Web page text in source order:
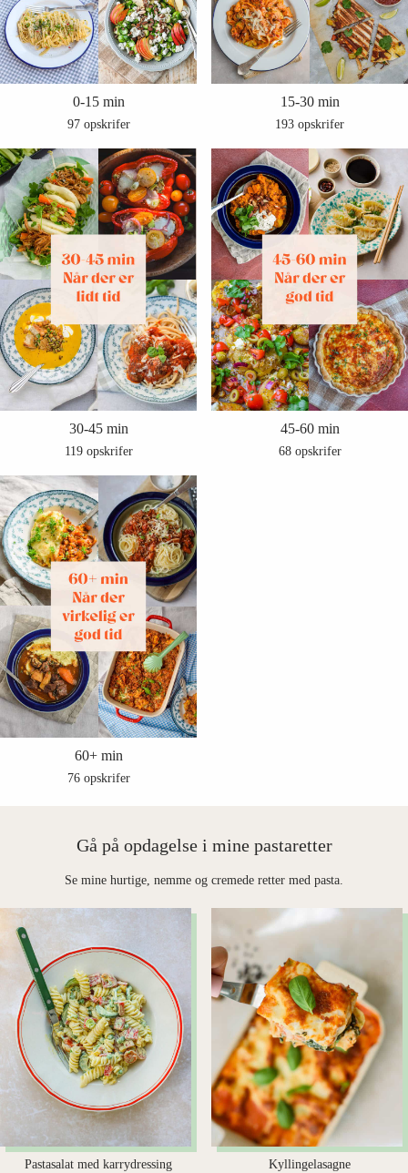
0-15 min
97 opskrifer
15-30 min
193 opskrifer
30-45 min
119 opskrifer
45-60 min
68 opskrifer
60+ min
76 opskrifer
Gå på opdagelse i mine pastaretter
Se mine hurtige, nemme og cremede retter med pasta.
Pastasalat med karrydressing Kyllingelasagne